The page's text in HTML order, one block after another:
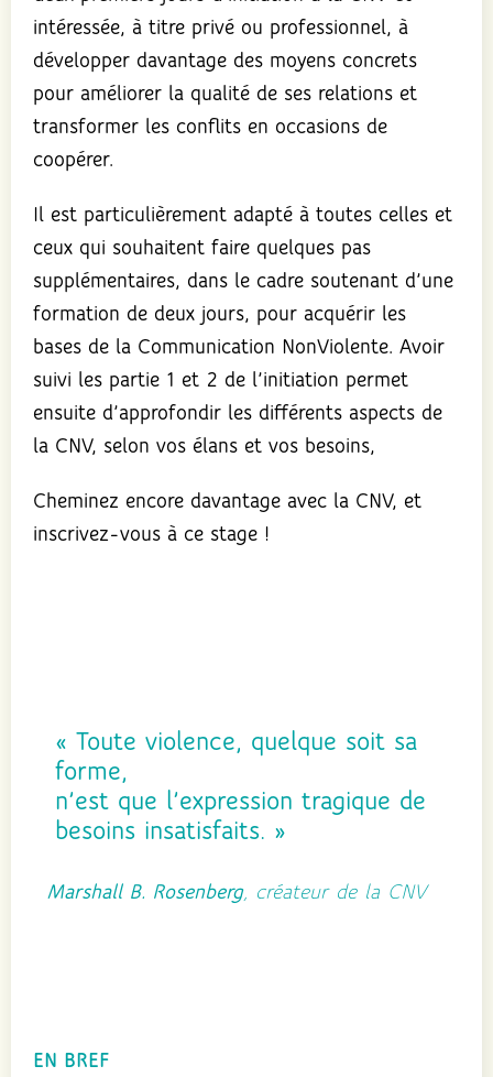
intéressée, à titre privé ou professionnel, à
développer davantage des moyens concrets
pour améliorer la qualité de ses relations et
transformer les conflits en occasions de
coopérer.
Il est particulièrement adapté à toutes celles et
ceux qui souhaitent faire quelques pas
supplémentaires, dans le cadre soutenant d’une
formation de deux jours, pour acquérir les
bases de la Communication NonViolente. Avoir
suivi les partie 1 et 2 de l’initiation permet
ensuite d’approfondir les différents aspects de
la CNV, selon vos élans et vos besoins,
Cheminez encore davantage avec la CNV, et
inscrivez-vous à ce stage !
« Toute violence, quelque soit sa
forme,
n’est que l’expression tragique de
besoins insatisfaits. »
Marshall B. Rosenberg, créateur de la CNV
EN BREF